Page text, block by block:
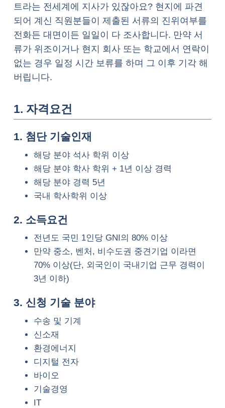
트라는 전세계에 지사가 있잖아요? 현지에 파견
되어 계신 직원분들이 제출된 서류의 진위여부를
전화든 대면이든 일일이 다 조사합니다. 만약 서
류가 위조이거나 현지 회사 또는 학교에서 연락이
없는 경우 일정 시간 보류를 하며 그 이후 기각 해
버립니다.
1. 자격요건
1. 첨단 기술인재
해당 분야 석사 학위 이상
해당 분야 학사 학위 + 1년 이상 경력
해당 분야 경력 5년
국내 학사학위 이상
2. 소득요건
전년도 국민 1인당 GNI의 80% 이상
만약 중소, 벤처, 비수도권 중견기업 이라면
70% 이상(단, 외국인이 국내기업 근무 경력이
3년 이하)
3. 신청 기술 분야
수송 및 기계
신소재
환경에너지
디지털 전자
바이오
기술경영
IT